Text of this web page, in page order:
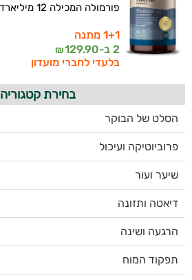
פורמולה המכילה 12 מיליארד חיידקים פרוביוטיים...
1+1 מתנה
2 ב-
129.90
₪
בלעדי לחברי מועדון
בחירת קטגוריה
הסלט של הבוקר
פרוביוטיקה ועיכול
שיער ועור
דיאטה ותזונה
הרגעה ושינה
תפקוד המוח